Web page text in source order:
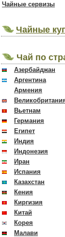
Чайные сервизы
Чайные
Чай по
Азербайджан
Аргентина
Армения
Вьетнам
Германия
Египет
Индия
Индонезия
Иран
Испания
Казахстан
Кения
Киргизия
Китай
Корея
Малави